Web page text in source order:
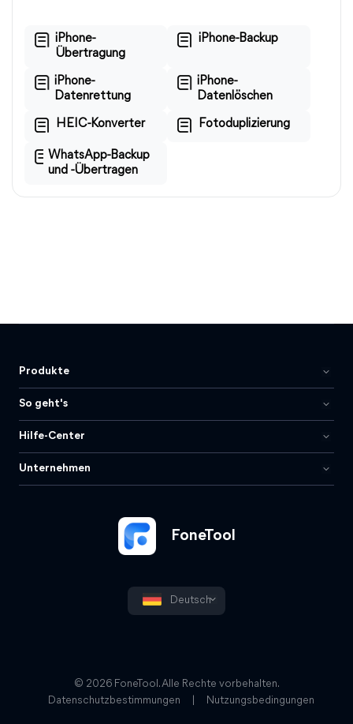
iPhone-
Übertragung
iPhone-Backup
iPhone-
Datenrettung
iPhone-
Datenlöschen
HEIC-Konverter Fotoduplizierung
WhatsApp-Backup
und -Übertragen
FoneTool
Deutsch
Produkte
So geht's
Hilfe-Center
Unternehmen
© 2026 FoneTool. Alle Rechte vorbehalten.
Datenschutzbestimmungen
Nutzungsbedingungen